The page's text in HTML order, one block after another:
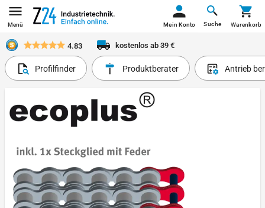
Menü Suche
Mein Konto Warenkorb
4.83 kostenlos ab 39 €
Profilfinder Produktberater Antrieb